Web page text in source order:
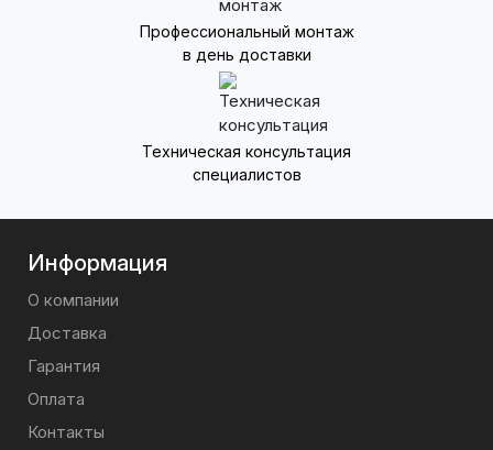
Профессиональный монтаж
в день доставки
Техническая консультация
специалистов
Информация
О компании
Доставка
Гарантия
Оплата
Контакты